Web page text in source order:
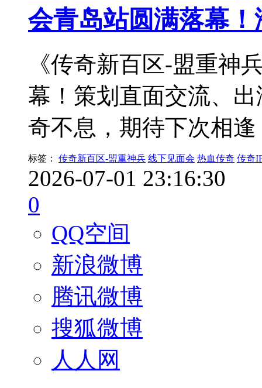
会青岛站圆满落幕
《传奇新百区-盟重神
幕！策划直面交流、
奇不息，期待下次相逢
标签： 传奇新百区-盟重神兵 线下见面会 热血传奇 传奇
2026-07-01 23:16:30
0
QQ空间
新浪微博
腾讯微博
搜狐微博
人人网